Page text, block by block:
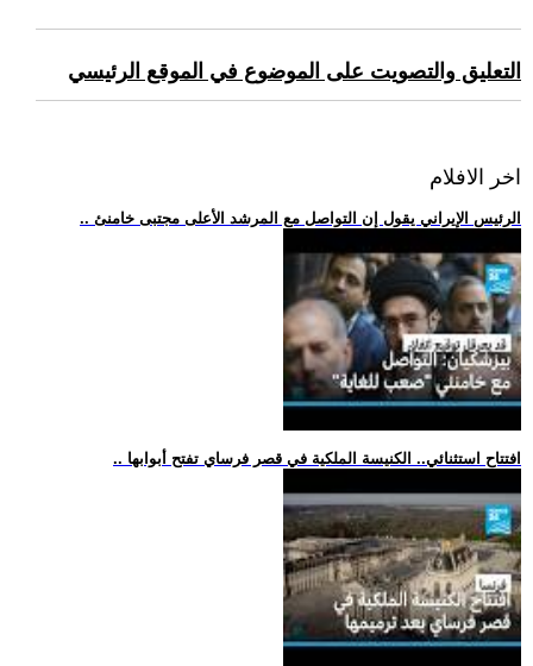
التعليق والتصويت على الموضوع في الموقع الرئيسي
اخر الافلام
.. الرئيس الإيراني يقول إن التواصل مع المرشد الأعلى مجتبى خامنئ
.. افتتاح استثنائي.. الكنيسة الملكية في قصر فرساي تفتح أبوابها